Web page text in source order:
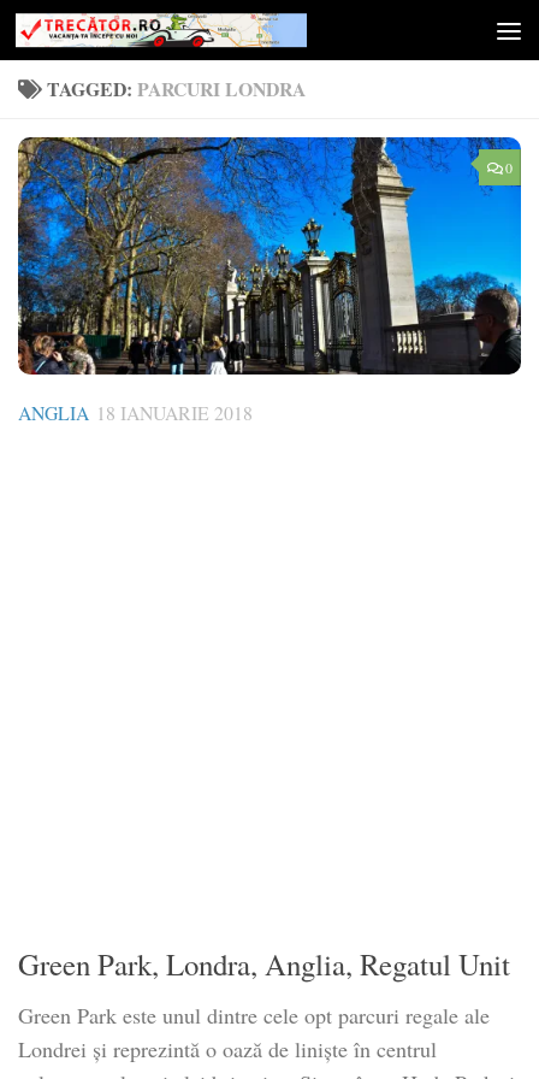
Skip to content
TAGGED: PARCURI LONDRA
0
ANGLIA 18 IANUARIE 2018
Green Park, Londra, Anglia, Regatul Unit
Green Park este unul dintre cele opt parcuri regale ale
Londrei și reprezintă o oază de liniște în centrul